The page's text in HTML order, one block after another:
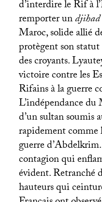
d’interdire le Rif à
remporter undjihad
Maroc, solide allié
protègent son
des croyants.
victoire contre les
Rifains à la guerre
L’indépendance
d’un sultan soumis
rapidement comme
guerre
contagion qui
évident. Retranché
hauteurs qui